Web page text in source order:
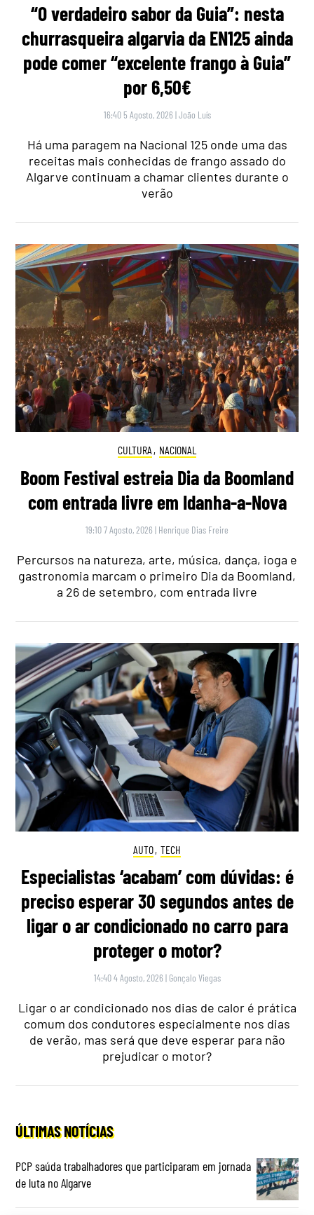
“O verdadeiro sabor da Guia”: nesta
churrasqueira algarvia da EN125 ainda
pode comer “excelente frango à Guia”
por 6,50€
16:40 5 Agosto, 2026 |João Luís
Há uma paragem na Nacional 125 onde uma das
receitas mais conhecidas de frango assado do
Algarve continuam a chamar clientes durante o
verão
CULTURA , NACIONAL
Boom Festival estreia Dia da Boomland
com entrada livre em Idanha-a-Nova
19:10 7 Agosto, 2026 | Henrique Dias Freire
Percursos na natureza, arte, música, dança, ioga e
gastronomia marcam o primeiro Dia da Boomland,
a 26 de setembro, com entrada livre
AUTO, TECH
Especialistas ‘acabam’ com dúvidas: é
preciso esperar 30 segundos antes de
ligar o ar condicionado no carro para
proteger o motor?
14:40 4 Agosto, 2026 | Gonçalo Viegas
Ligar o ar condicionado nos dias de calor é prática
comum dos condutores especialmente nos dias
de verão, mas será que deve esperar para não
prejudicar o motor?
ÚLTIMAS NOTÍCIAS
PCP saúda trabalhadores que participaram em jornada
de luta no Algarve